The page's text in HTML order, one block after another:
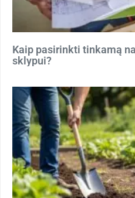
Kaip pasirinkti tinkamą
sklypui?